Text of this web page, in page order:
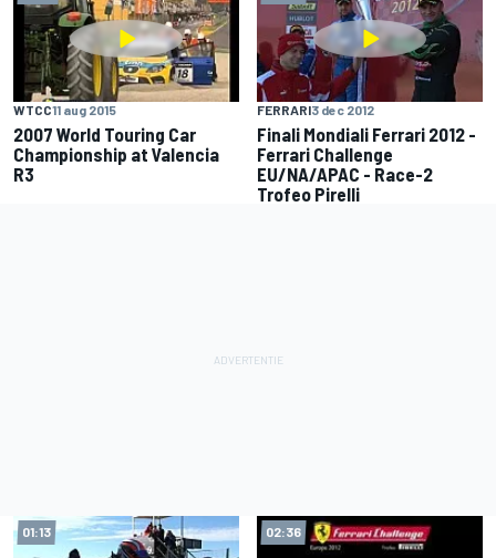
WTCC11 aug 2015
2007 World Touring Car
Championship at Valencia
R3
FERRARI3 dec 2012
Finali Mondiali Ferrari 2012 -
Ferrari Challenge
EU/NA/APAC - Race-2
Trofeo Pirelli
01:13 02:36